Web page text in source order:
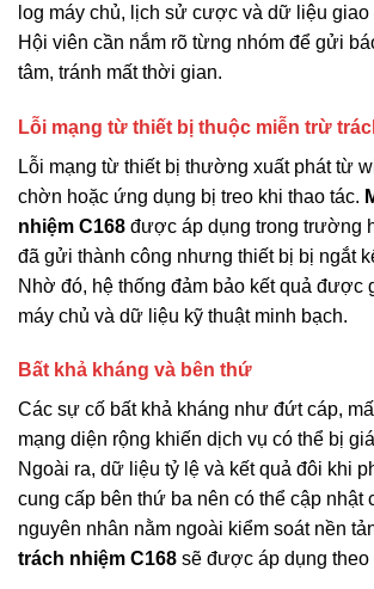
log máy chủ, lịch sử cược và dữ liệu giao
Hội viên cần nắm rõ từng nhóm để gửi
tâm, tránh mất thời gian.
Lỗi mạng từ thiết bị thuộc miễn trừ
Lỗi mạng từ thiết bị thường xuất phát từ
chờn hoặc ứng dụng bị treo khi thao tác.
nhiệm C168 được áp dụng trong trường
đã gửi thành công nhưng thiết bị bị ngắt
Nhờ đó, hệ thống đảm bảo kết quả được
máy chủ và dữ liệu kỹ thuật minh bạch.
Bất khả kháng và bên thứ
Các sự cố bất khả kháng như đứt cáp,
mạng diện rộng khiến dịch vụ có thể bị
Ngoài ra, dữ liệu tỷ lệ và kết quả đôi khi
cung cấp bên thứ ba nên có thể cập nhật
nguyên nhân nằm ngoài kiểm soát nền
trách nhiệm C168 sẽ được áp dụng theo